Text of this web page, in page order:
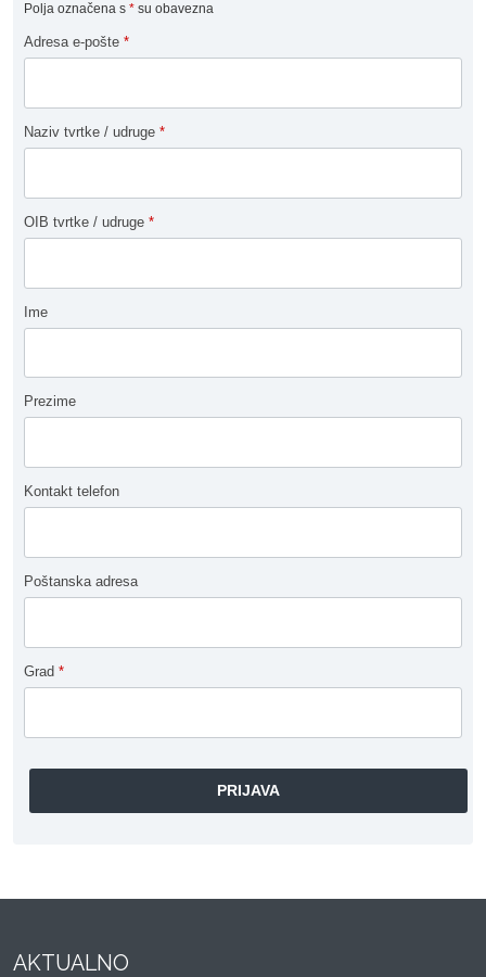
Polja označena s * su obavezna
Adresa e-pošte *
Naziv tvrtke / udruge *
OIB tvrtke / udruge *
Ime
Prezime
Kontakt telefon
Poštanska adresa
Grad *
AKTUALNO